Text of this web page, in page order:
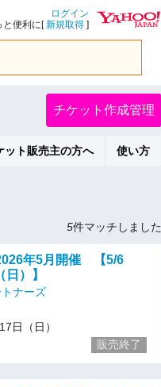
ログイン
と便利に[新規取得 ]
チケット作成管理
ット販売主の方へ 使い方
5件マッチしました
年5月開催 【5/6
日）】
ナーズ
日（日）
販売終了